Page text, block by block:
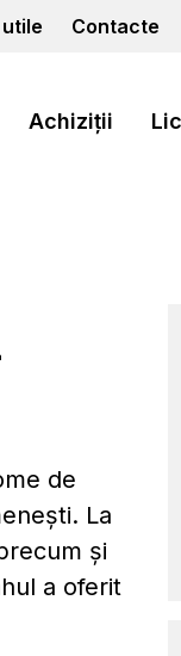
Contacte
Achiziții
de
La
și
a oferit